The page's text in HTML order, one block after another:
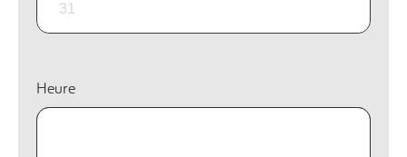
31
Heure
Showroom de choix